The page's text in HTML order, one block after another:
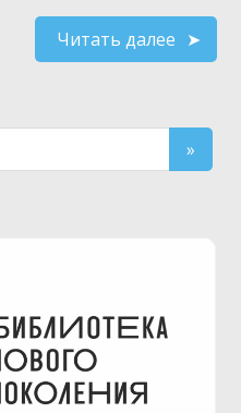
Читать далее